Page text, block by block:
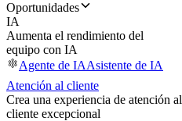
Oportunidades
IA
Aumenta el rendimiento del
equipo con IA
Agente de IAAsistente de IA
Atención al cliente
Crea una experiencia de atención al
cliente excepcional